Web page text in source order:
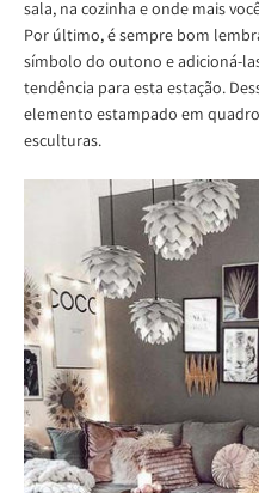
sala, na cozinha e onde mais
Por último, é sempre bom
símbolo do outono e adicioná-
tendência para esta estação.
elemento estampado em
esculturas.